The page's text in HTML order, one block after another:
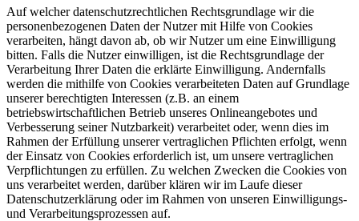
Auf welcher datenschutzrechtlichen Rechtsgrundlage wir die
personenbezogenen Daten der Nutzer mit Hilfe von Cookies
verarbeiten, hängt davon ab, ob wir Nutzer um eine Einwilligung
bitten. Falls die Nutzer einwilligen, ist die Rechtsgrundlage der
Verarbeitung Ihrer Daten die erklärte Einwilligung. Andernfalls
werden die mithilfe von Cookies verarbeiteten Daten auf Grundlage
unserer berechtigten Interessen (z.B. an einem
betriebswirtschaftlichen Betrieb unseres Onlineangebotes und
Verbesserung seiner Nutzbarkeit) verarbeitet oder, wenn dies im
Rahmen der Erfüllung unserer vertraglichen Pflichten erfolgt, wenn
der Einsatz von Cookies erforderlich ist, um unsere vertraglichen
Verpflichtungen zu erfüllen. Zu welchen Zwecken die Cookies von
uns verarbeitet werden, darüber klären wir im Laufe dieser
Datenschutzerklärung oder im Rahmen von unseren Einwilligungs-
und Verarbeitungsprozessen auf.